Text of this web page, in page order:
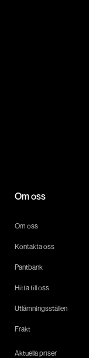
Om oss
Om oss
Kontakta oss
Pantbank
Hitta till oss
Utlämningsställen
Frakt
Aktuella priser